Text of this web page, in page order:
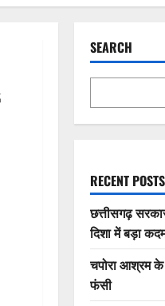
SEARCH
RECENT POSTS
छत्तीसगढ़
दिशा में बड़ा
चपोरा आश्रम के
फंसी